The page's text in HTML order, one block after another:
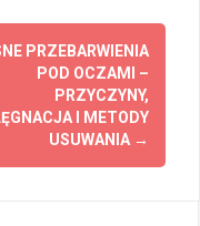
PRZEBARWIENIA
POD OCZAMI –
PRZYCZYNY,
I METODY
USUWANIA →